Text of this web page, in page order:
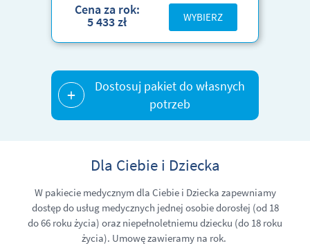
Cena za rok:
5 433 zł WYBIERZ
+
Dostosuj pakiet do własnych
potrzeb
Dla Ciebie i Dziecka
W pakiecie medycznym dla Ciebie i Dziecka zapewniamy
dostęp do usług medycznych jednej osobie dorosłej (od 18
do 66 roku życia) oraz niepełnoletniemu dziecku (do 18 roku
życia). Umowę zawieramy na rok.